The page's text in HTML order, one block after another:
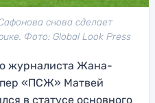
снова сделает
Фото: Global Look Press
журналиста Жана-
«ПСЖ» Матвей
в статусе основного